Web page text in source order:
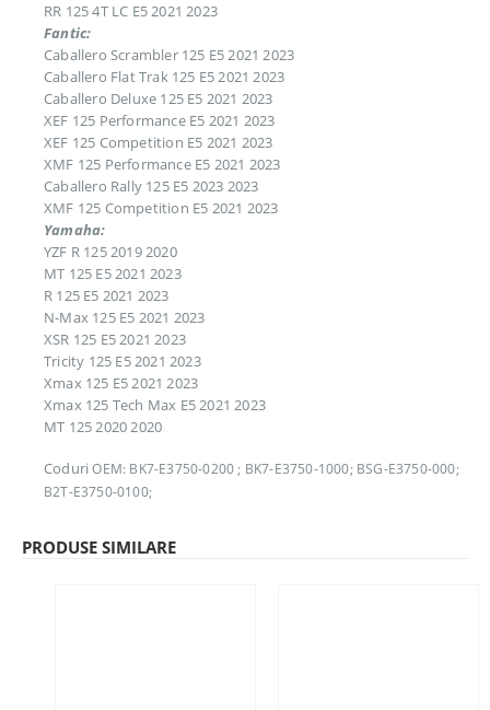
RR 125 4T LC E5 2021 2023
Fantic:
Caballero Scrambler 125 E5 2021 2023
Caballero Flat Trak 125 E5 2021 2023
Caballero Deluxe 125 E5 2021 2023
XEF 125 Performance E5 2021 2023
XEF 125 Competition E5 2021 2023
XMF 125 Performance E5 2021 2023
Caballero Rally 125 E5 2023 2023
XMF 125 Competition E5 2021 2023
Yamaha:
YZF R 125 2019 2020
MT 125 E5 2021 2023
R 125 E5 2021 2023
N-Max 125 E5 2021 2023
XSR 125 E5 2021 2023
Tricity 125 E5 2021 2023
Xmax 125 E5 2021 2023
Xmax 125 Tech Max E5 2021 2023
MT 125 2020 2020
CoduriOEM: BK7-E3750-0200 ; BK7-E3750-1000; BSG-E3750-000;
B2T-E3750-0100;
PRODUSE SIMILARE